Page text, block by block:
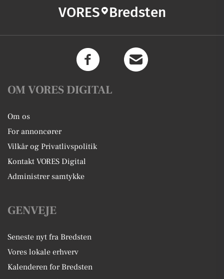
VORES Bredsten
OM VORES DIGITAL
Om os
For annoncører
Vilkår og Privatlivspolitik
Kontakt VORES Digital
Administrer samtykke
GENVEJE
Seneste nyt fra Bredsten
Vores lokale erhverv
Kalenderen for Bredsten